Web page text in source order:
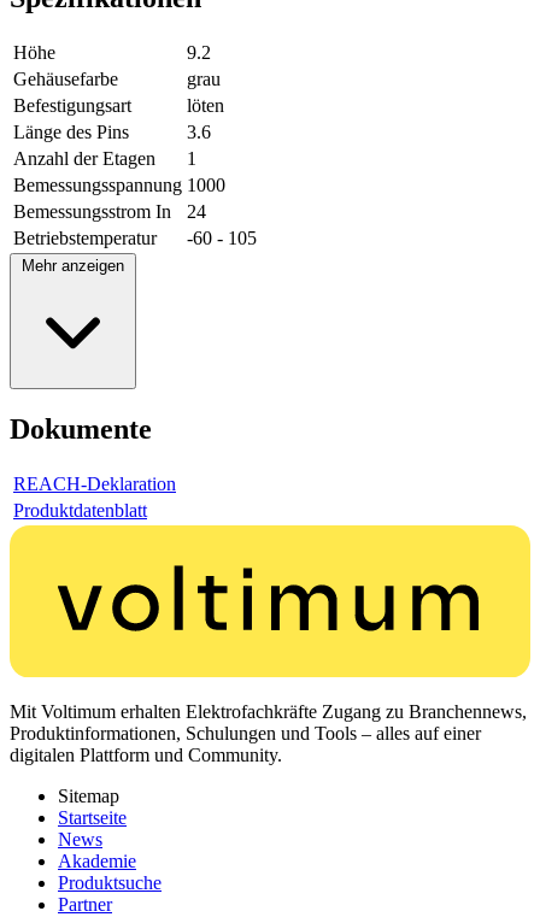
Höhe
9.2
Gehäusefarbe
grau
Befestigungsart
löten
Länge des Pins
3.6
Anzahl der Etagen
1
Bemessungsspannung 1000
Bemessungsstrom In
24
Betriebstemperatur
-60 - 105
Mehr anzeigen
Dokumente
REACH-Deklaration
Produktdatenblatt
Mit Voltimum erhalten Elektrofachkräfte Zugang zu Branchennews,
Produktinformationen, Schulungen und Tools – alles auf einer
digitalen Plattform und Community.
Sitemap
Startseite
News
Akademie
Produktsuche
Partner